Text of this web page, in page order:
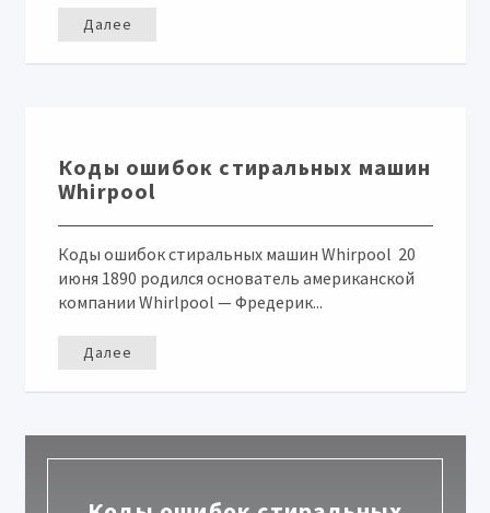
Далее
Коды ошибок стиральных машин
Whirpool
Коды ошибок стиральных машин Whirpool 20
июня 1890 родился основатель американской
компании Whirlpool — Фредерик...
Далее